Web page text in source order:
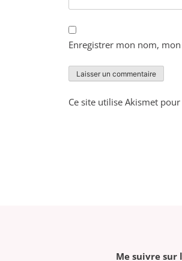
Enregistrer mon nom,
Ce site utilise Akismet
Me suivre sur